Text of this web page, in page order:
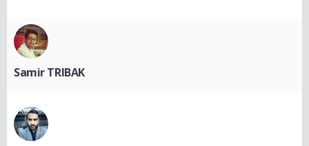
Samir TRIBAK